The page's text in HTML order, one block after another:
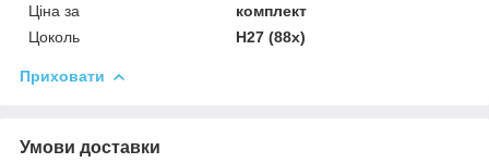
Ціна за
комплект
Цоколь
H27 (88x)
Приховати
Умови доставки